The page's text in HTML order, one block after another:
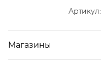
Артикул:
Магазины